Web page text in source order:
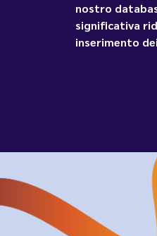
nostro
significativa
inserimento
To view this
button in the cookie
the cookie